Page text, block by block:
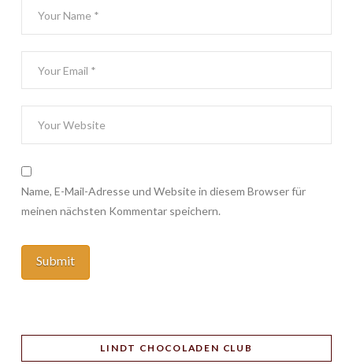
Name, E-Mail-Adresse und Website in diesem Browser für
meinen nächsten Kommentar speichern.
LINDT CHOCOLADEN CLUB